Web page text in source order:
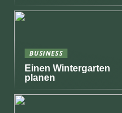
BUSINESS
Einen Wintergarten
planen